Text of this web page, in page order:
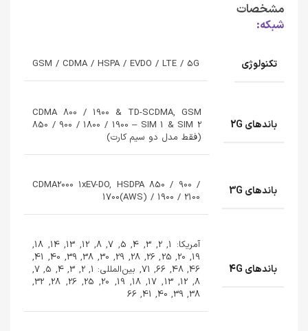
مشخصات
شبکه:
تکنولوژی GSM / CDMA / HSPA / EVDO / LTE / 5G
باندهای 2G
CDMA 800 / 1900 & TD-SCDMA, GSM
850 / 900 / 1800 / 1900 – SIM 1 & SIM 2
(فقط مدل دو سیم کارت)
باندهای 3G
CDMA2000 1xEV-DO, HSDPA 850 / 900 /
1700(AWS) / 1900 / 2100
باندهای 4G
آمریکا: 1, 2, 3, 4, 5, 7, 8, 12, 13, 14, 18,
19, 20, 25, 26, 28, 29, 30, 38, 39, 40, 41,
46, 48, 66, 71, بین‌المللی: 1, 2, 3, 4, 5, 7,
8, 12, 13, 17, 18, 19, 20, 25, 26, 28, 32,
38, 39, 40, 41, 66